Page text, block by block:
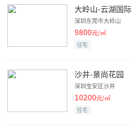
大岭山-云湖国际
深圳东莞市大岭山
9800元/㎡
住宅
沙井-景尚花园
深圳宝安区沙井
10200元/㎡
住宅